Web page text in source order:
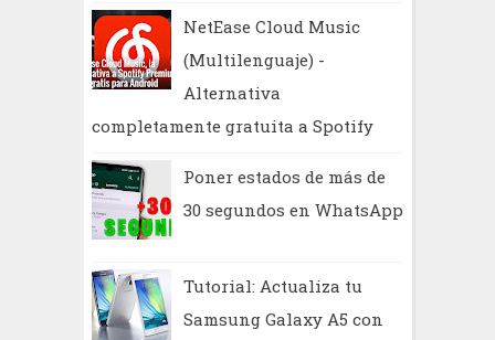
NetEase Cloud Music
(Multilenguaje) -
Alternativa
completamente gratuita a Spotify
Poner estados de más de
30 segundos en WhatsApp
Tutorial: Actualiza tu
Samsung Galaxy A5 con